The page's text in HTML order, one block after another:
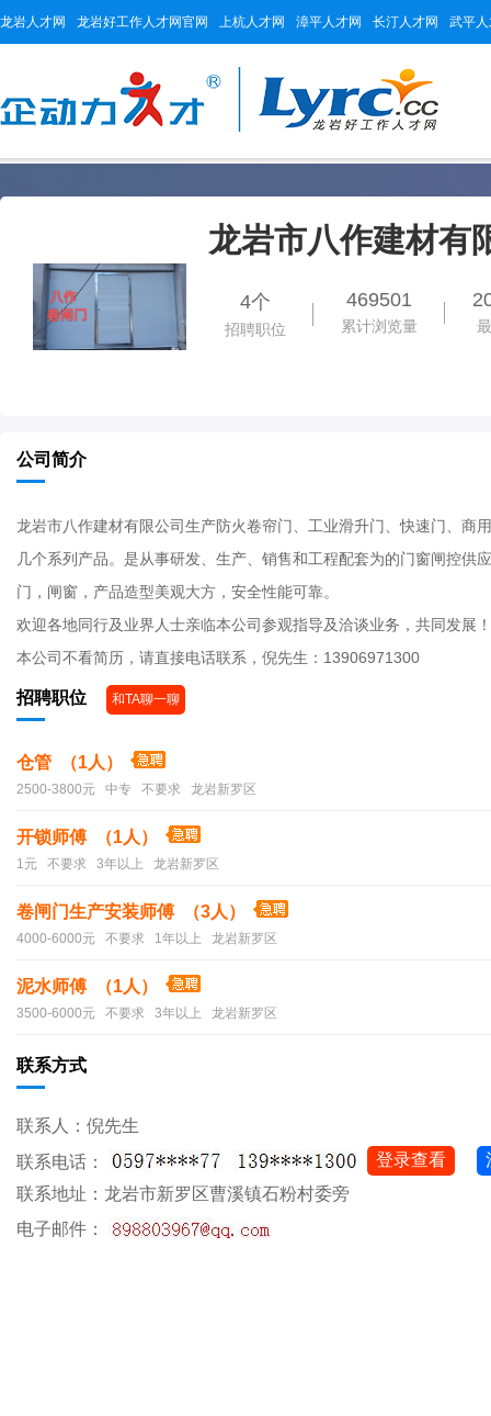
龙岩人才网 龙岩好工作人才网官网 上杭人才网 漳平人才网 长汀人才网 武平
龙岩市八作建材有
4个
招聘职位
469501
累计浏览量
公司简介
龙岩市八作建材有限公司生产防火卷帘门、工业滑升门、快速门、商
几个系列产品。是从事研发、生产、销售和工程配套为的门窗闸控供
门，闸窗，产品造型美观大方，安全性能可靠。
欢迎各地同行及业界人士亲临本公司参观指导及洽谈业务，共同发展！
本公司不看简历，请直接电话联系，倪先生：13906971300
招聘职位 和TA聊一聊
仓管 （1人）
2500-3800元 中专 不要求 龙岩新罗区
开锁师傅 （1人）
1元 不要求 3年以上 龙岩新罗区
卷闸门生产安装师傅 （3人）
4000-6000元 不要求 1年以上 龙岩新罗区
泥水师傅 （1人）
3500-6000元 不要求 3年以上 龙岩新罗区
联系方式
联系人：倪先生
联系电话：
登录查看
联系地址：龙岩市新罗区曹溪镇石粉村委旁
电子邮件：